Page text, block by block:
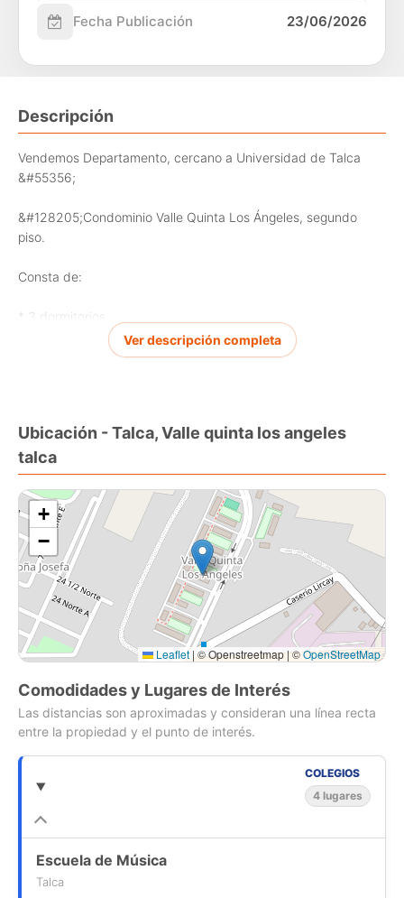
Fecha Publicación 23/06/2026
Descripción
Vendemos Departamento, cercano a Universidad de Talca
&#55356;
&#128205;Condominio Valle Quinta Los Ángeles, segundo
piso.
Consta de:
* 3 dormitorios
* Living comedor
* Acceso controlado 24/7 hrs
* Segundo piso
* Estacionamiento
&#129309;Precio $57.000.000 + 2% + IVA Honorarios de
Corretaje
&#128205;El departamento se encuentra en segundo, próximo
a Universidad de Talca, Instituto Teletón y a menos de 15
minutos del Centro de Talca, contáctanos para más
información
PRESENCIA PROPIEDADES
&#55356; www.presenciapropiedades.cl
Ver descripción completa
Ubicación - Talca, Valle quinta los angeles
talca
+
−
Leaflet | © Openstreetmap | ©OpenStreetMap
Comodidades y Lugares de Interés
Las distancias son aproximadas y consideran una línea recta
entre la propiedad y el punto de interés.
COLEGIOS
4 lugares
Escuela de Música
Talca